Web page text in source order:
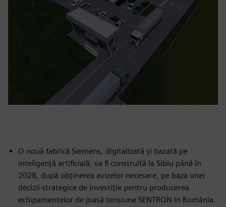
O nouă fabrică Siemens, digitalizată și bazată pe
inteligență artificială, va fi construită la Sibiu până în
2028, după obținerea avizelor necesare, pe baza unei
decizii strategice de investiție pentru producerea
echipamentelor de joasă tensiune SENTRON în România.